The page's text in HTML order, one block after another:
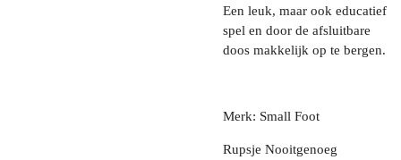
Een leuk, maar ook educatief
spel en door de afsluitbare
doos makkelijk op te bergen.
Merk: Small Foot
Rupsje Nooitgenoeg